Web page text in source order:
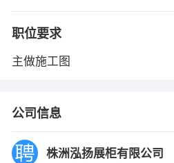
职位要求
主做施工图
公司信息
株洲泓扬展柜有限公司